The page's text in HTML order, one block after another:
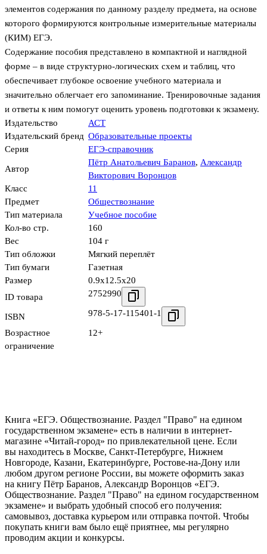
элементов содержания по данному разделу предмета, на основе
которого формируются контрольные измерительные материалы
(КИМ) ЕГЭ.
Содержание пособия представлено в компактной и наглядной
форме – в виде структурно-логических схем и таблиц, что
обеспечивает глубокое освоение учебного материала и
значительно облегчает его запоминание. Тренировочные задания
и ответы к ним помогут оценить уровень подготовки к экзамену.
Издательство
АСТ
Издательский бренд Образовательные проекты
Серия
ЕГЭ-справочник
Автор
Пётр Анатольевич Баранов, Александр
Викторович Воронцов
Класс
11
Предмет
Обществознание
Тип материала
Учебное пособие
Кол-во стр.
160
Вес
104 г
Тип обложки
Мягкий переплёт
Тип бумаги
Газетная
Размер
0.9x12.5x20
ID товара
2752990
ISBN 978-5-17-115401-1
Возрастное
ограничение
12+
Книга «ЕГЭ. Обществознание. Раздел "Право" на едином
государственном экзамене» есть в наличии в интернет-
магазине «Читай-город» по привлекательной цене. Если
вы находитесь в Москве, Санкт-Петербурге, Нижнем
Новгороде, Казани, Екатеринбурге, Ростове-на-Дону или
любом другом регионе России, вы можете оформить заказ
на книгу Пётр Баранов, Александр Воронцов «ЕГЭ.
Обществознание. Раздел "Право" на едином государственном
экзамене» и выбрать удобный способ его получения:
самовывоз, доставка курьером или отправка почтой. Чтобы
покупать книги вам было ещё приятнее, мы регулярно
проводим акции и конкурсы.